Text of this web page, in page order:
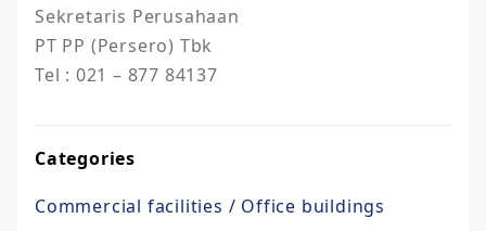
Sekretaris Perusahaan
PT PP (Persero) Tbk
Tel : 021 – 877 84137
Categories
Commercial facilities / Office buildings